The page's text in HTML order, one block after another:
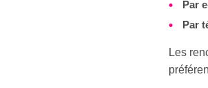
Par
Par
Les